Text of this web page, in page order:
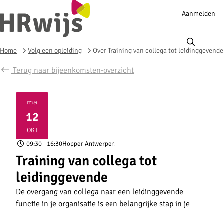
Account
Aanmelden
Home Volg een opleiding Over Training van collega tot leidinggevende
Terug naar bijeenkomsten-overzicht
ma
12
OKT
2026
09:30- 16:30Hopper Antwerpen
Training van collega tot
leidinggevende
De overgang van collega naar een leidinggevende
functie in je organisatie is een belangrijke stap in je